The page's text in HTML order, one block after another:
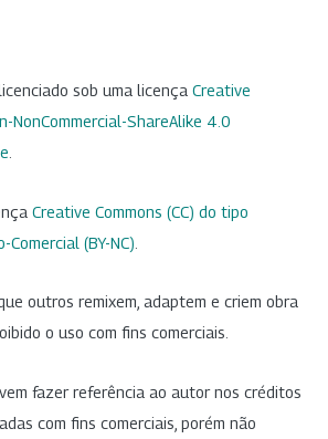
sob uma licença Creative
NonCommercial-ShareAlike 4.0
Creative Commons (CC) do tipo
(BY-NC)
outros remixem, adaptem e criem obra
o uso com fins comerciais.
fazer referência ao autor nos créditos
com fins comerciais, porém não